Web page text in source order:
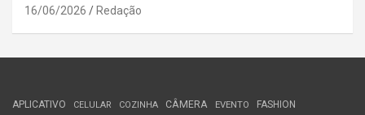
16/06/2026 Redação
APLICATIVO CELULAR COZINHA CÂMERA EVENTO FASHION